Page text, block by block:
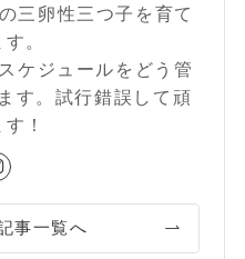
三卵性三つ子を育て
。
ケジュールをどう管
す。試行錯誤して頑
！
事一覧へ